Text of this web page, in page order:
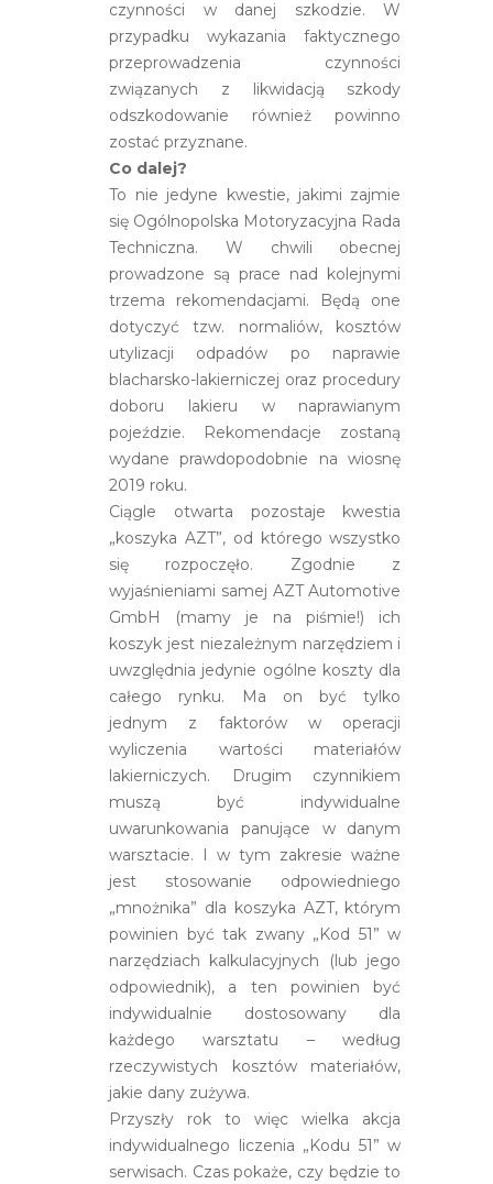
czynności w danej szkodzie. W
przypadku wykazania faktycznego
przeprowadzenia czynności
związanych z likwidacją szkody
odszkodowanie również powinno
zostać przyznane.
Co dalej?
To nie jedyne kwestie, jakimi zajmie
się Ogólnopolska Motoryzacyjna Rada
Techniczna. W chwili obecnej
prowadzone są prace nad kolejnymi
trzema rekomendacjami. Będą one
dotyczyć tzw. normaliów, kosztów
utylizacji odpadów po naprawie
blacharsko-lakierniczej oraz procedury
doboru lakieru w naprawianym
pojeździe. Rekomendacje zostaną
wydane prawdopodobnie na wiosnę
2019 roku.
Ciągle otwarta pozostaje kwestia
„koszyka AZT”, od którego wszystko
się rozpoczęło. Zgodnie z
wyjaśnieniami samej AZT Automotive
GmbH (mamy je na piśmie!) ich
koszyk jest niezależnym narzędziem i
uwzględnia jedynie ogólne koszty dla
całego rynku. Ma on być tylko
jednym z faktorów w operacji
wyliczenia wartości materiałów
lakierniczych. Drugim czynnikiem
muszą być indywidualne
uwarunkowania panujące w danym
warsztacie. I w tym zakresie ważne
jest stosowanie odpowiedniego
„mnożnika” dla koszyka AZT, którym
powinien być tak zwany „Kod 51” w
narzędziach kalkulacyjnych (lub jego
odpowiednik), a ten powinien być
indywidualnie dostosowany dla
każdego warsztatu – według
rzeczywistych kosztów materiałów,
jakie dany zużywa.
Przyszły rok to więc wielka akcja
indywidualnego liczenia „Kodu 51” w
serwisach. Czas pokaże, czy będzie to